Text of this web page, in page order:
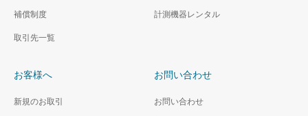
補償制度
取引先一覧
計測機器レンタル
お客様へ
新規のお取引
お問い合わせ
お問い合わせ